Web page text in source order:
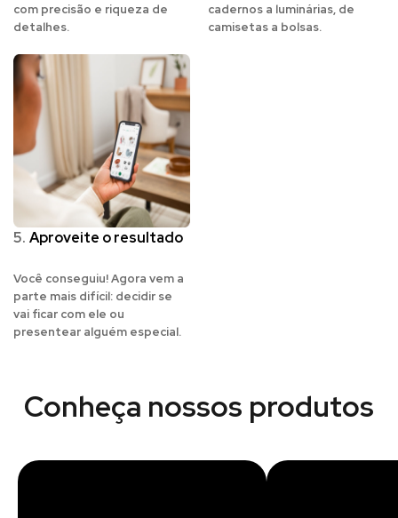
com precisão e riqueza de
detalhes.
cadernos a luminárias, de
camisetas a bolsas.
5. Aproveite o resultado
Você conseguiu! Agora vem a
parte mais difícil: decidir se
vai ficar com ele ou
presentear alguém especial.
Conheça nossos produtos